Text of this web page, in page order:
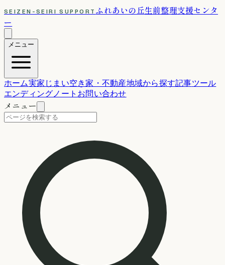
SEIZEN-SEIRI SUPPORT ふれあいの丘生前整理支援センタ
ー
メニュー
ホーム実家じまい空き家・不動産地域から探す記事ツール
エンディングノート お問い合わせ
メニュー